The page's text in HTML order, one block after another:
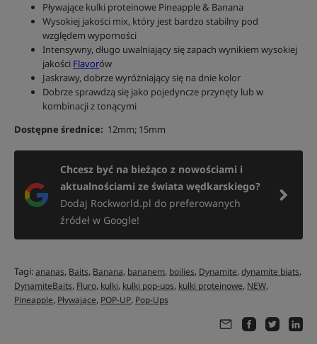
Pływające kulki proteinowe Pineapple & Banana
Wysokiej jakości mix, który jest bardzo stabilny pod
względem wyporności
Intensywny, długo uwalniający się zapach wynikiem wysokiej
jakości Flavorów
Jaskrawy, dobrze wyróżniający się na dnie kolor
Dobrze sprawdzą się jako pojedyncze przynęty lub w
kombinacji z tonącymi
Dostępne średnice: 12mm; 15mm
Chcesz być na bieżąco z nowościami i
aktualnościami ze świata wędkarskiego?
Dodaj Rockworld.pl do preferowanych
źródeł w Google!
Tagi:ananas, Baits, Banana, bananem, boilies, Dynamite,dynamite biats,
DynamiteBaits, Fluro, kulki, kulki pop-ups, kulki proteinowe, NEW,
Pineapple, Pływające, POP-UP, Pop-Ups